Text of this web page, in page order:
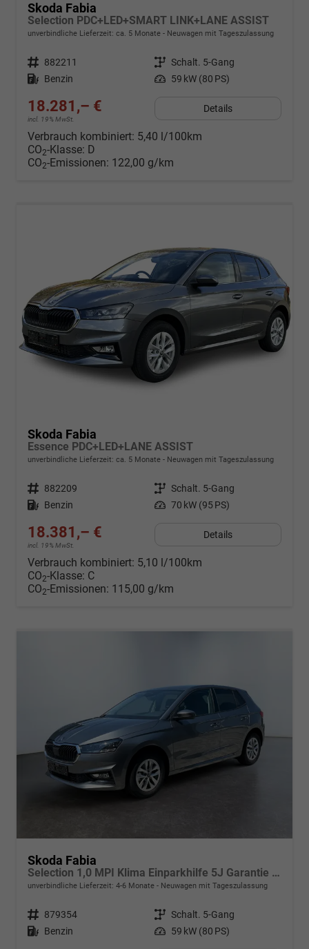
Skoda Fabia
Selection PDC+LED+SMART LINK+LANE ASSIST
unverbindliche Lieferzeit: ca. 5 Monate Neuwagen mit Tageszulassung
Fahrzeugnr. 882211 Getriebe Schalt. 5-Gang
Kraftstoff Benzin Leistung 59 kW (80 PS)
18.281,– €
incl. 19% MwSt.
Details
Verbrauch kombiniert: 5,40 l/100km
CO2-Klasse: D
CO2-Emissionen: 122,00 g/km
Skoda Fabia
Essence PDC+LED+LANE ASSIST
unverbindliche Lieferzeit: ca. 5 Monate Neuwagen mit Tageszulassung
Fahrzeugnr. 882209 Getriebe Schalt. 5-Gang
Kraftstoff Benzin Leistung 70 kW (95 PS)
18.381,– €
incl. 19% MwSt.
Details
Verbrauch kombiniert: 5,10 l/100km
CO2-Klasse: C
CO2-Emissionen: 115,00 g/km
Skoda Fabia
Selection 1,0 MPI Klima Einparkhilfe 5J Garantie LED Apple Carplay Bluetooth
unverbindliche Lieferzeit: 4-6 Monate Neuwagen mit Tageszulassung
Fahrzeugnr. 879354 Getriebe Schalt. 5-Gang
Kraftstoff Benzin Leistung 59 kW (80 PS)